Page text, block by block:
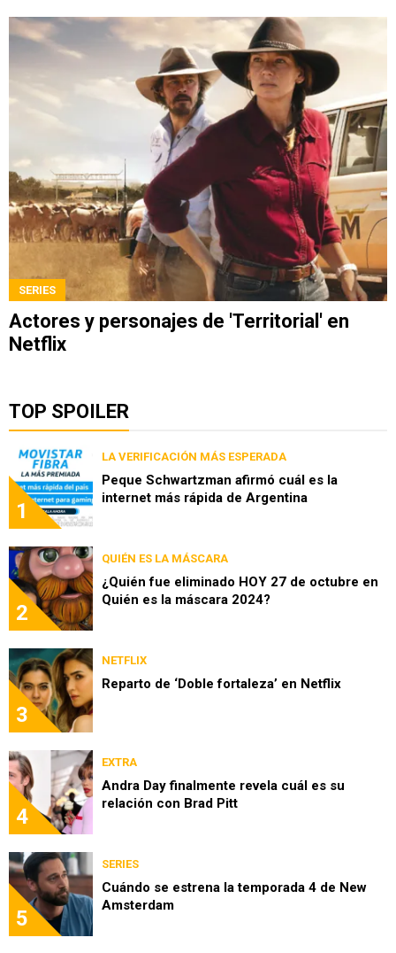
SERIES
Actores y personajes de 'Territorial' en
Netflix
TOP SPOILER
1
LA VERIFICACIÓN MÁS ESPERADA
Peque Schwartzman afirmó cuál es la
internet más rápida de Argentina
2
QUIÉN ES LA MÁSCARA
¿Quién fue eliminado HOY 27 de octubre en
Quién es la máscara 2024?
3
NETFLIX
Reparto de ‘Doble fortaleza’ en Netflix
4
EXTRA
Andra Day finalmente revela cuál es su
relación con Brad Pitt
5
SERIES
Cuándo se estrena la temporada 4 de New
Amsterdam